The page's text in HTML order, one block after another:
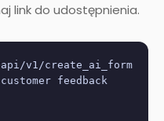
link do udostępnienia.
api/v1/create_ai_form
feedback